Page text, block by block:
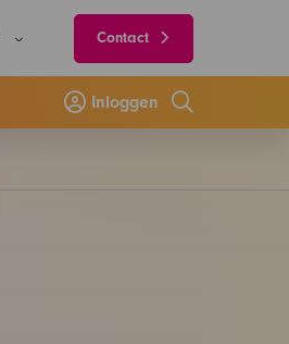
Contact
Inloggen
Zoeken